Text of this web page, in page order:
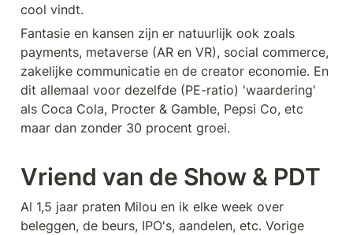
cool vindt.
Fantasie en kansen zijn er natuurlijk ook zoals
payments, metaverse (AR en VR), social commerce,
zakelijke communicatie en de creator economie. En
dit allemaal voor dezelfde (PE-ratio) 'waardering'
als Coca Cola, Procter & Gamble, Pepsi Co, etc
maar dan zonder 30 procent groei.
Vriend van de Show & PDT
Al 1,5 jaar praten Milou en ik elke week over
beleggen, de beurs, IPO's, aandelen, etc. Vorige